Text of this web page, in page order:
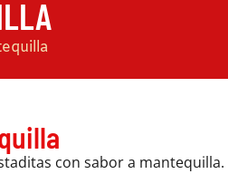
con sabor a mantequilla.